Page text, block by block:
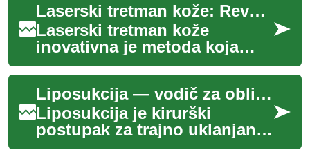
Laserski tretman kože: Revolucionarna metoda pomlađivanja i uljepšavanja
Laserski tretman kože
inovativna je metoda koja
koristi naprednu tehnologiju
za poboljšanje izgleda i
zdravlja kože. ...
Liposukcija — vodič za oblikovanje tijela i očekivanja
Liposukcija je kirurški
postupak za trajno uklanjanje
lokaliziranih naslaga masnog